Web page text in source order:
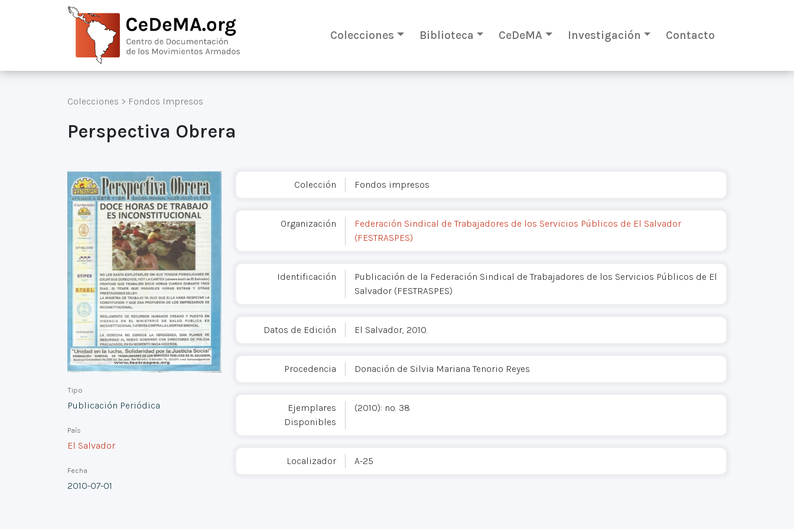
Colecciones Biblioteca CeDeMA Investigación Contacto
Colecciones > Fondos Impresos
Perspectiva Obrera
Tipo
Publicación Periódica
País
El Salvador
Fecha
2010-07-01
Colección Fondos impresos
Organización
Federación Sindical de Trabajadores de los Servicios Públicos de El Salvador
(FESTRASPES)
Identificación
Publicación de la Federación Sindical de Trabajadores de los Servicios Públicos de El
Salvador (FESTRASPES)
Datos de Edición El Salvador, 2010.
Procedencia Donación de Silvia Mariana Tenorio Reyes
Ejemplares
Disponibles
(2010): no. 38
Localizador A-25